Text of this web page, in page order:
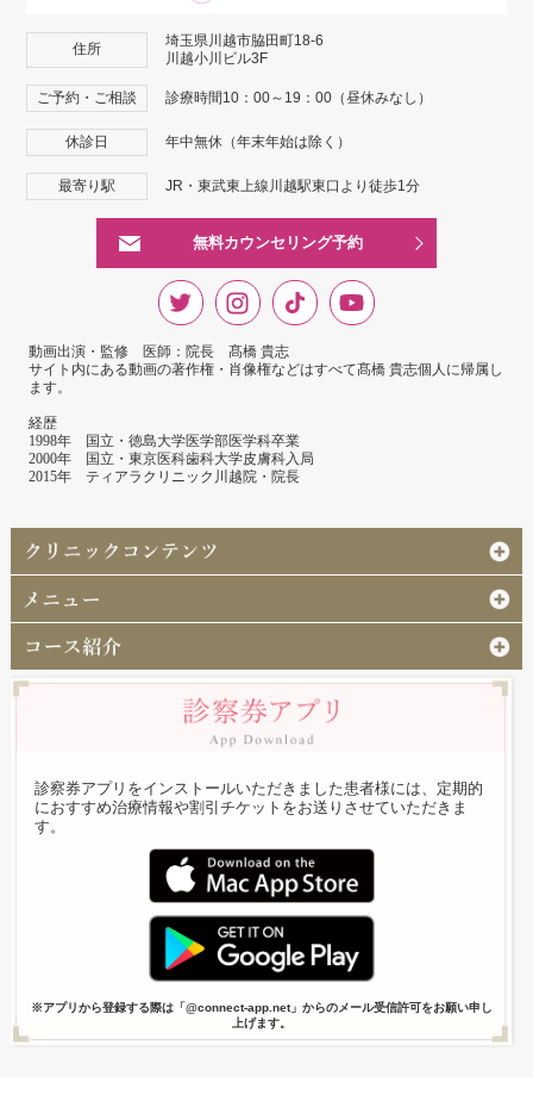
住所
埼玉県川越市脇田町18-6
川越小川ビル3F
ご予約・ご相談 診療時間10：00～19：00（昼休みなし）
休診日 年中無休（年末年始は除く）
最寄り駅 JR・東武東上線川越駅東口より徒歩1分
無料カウンセリング予約
動画出演・監修 医師：院長 髙橋 貴志
サイト内にある動画の著作権・肖像権などはすべて髙橋 貴志個人に帰属し
ます。
経歴
1998年 国立・徳島大学医学部医学科卒業
2000年 国立・東京医科歯科大学皮膚科入局
2015年 ティアラクリニック川越院・院長
診察券アプリをインストールいただきました患者様には、定期的
におすすめ治療情報や割引チケットをお送りさせていただきま
す。
※アプリから登録する際は「@connect-app.net」からのメール受信許可をお願い申し
上げます。